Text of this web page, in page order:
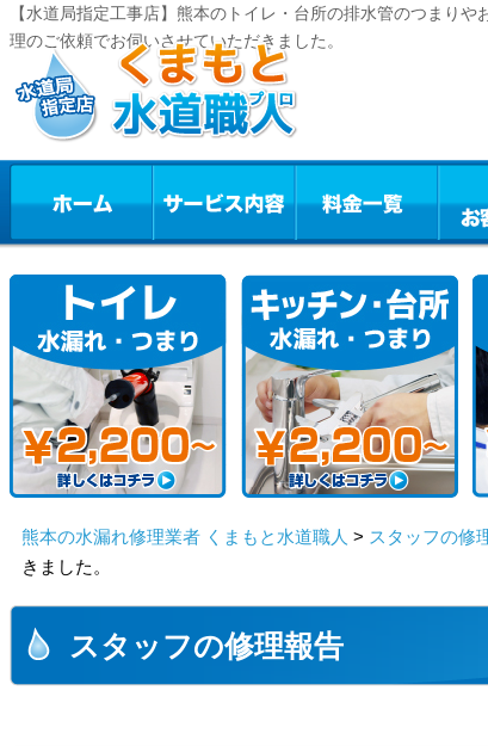
【水道局指定工事店】熊本のトイレ・台所の排水管のつまり
理のご依頼でお伺いさせていただきました。
熊本の水漏れ修理業者 くまもと水道職人 > スタッフの修
きました。
スタッフの修理報告